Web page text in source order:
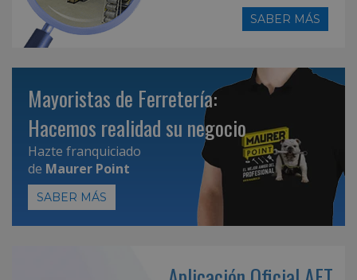
SABER MÁS
Mayoristas de Ferretería:
Hacemos realidad su negocio
Hazte franquiciado
de Maurer Point
SABER MÁS